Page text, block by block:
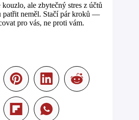
ale zbytečný stres z účtů
patřit neměl. Stačí pár kroků —
pro vás, ne proti vám.